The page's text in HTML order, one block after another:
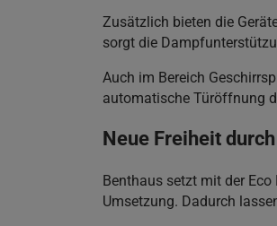
Zusätzlich bieten die
sorgt die
Auch im Bereich
automatische Türöffnung
Neue Freiheit durch
Benthaus setzt mit der
Umsetzung. Dadurch